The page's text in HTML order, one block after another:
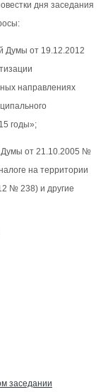
дня заседания
Думы от 19.12.2012
направлениях
годы»;
Думы от 21.10.2005 №
на территории
№ 238) и другие
заседании